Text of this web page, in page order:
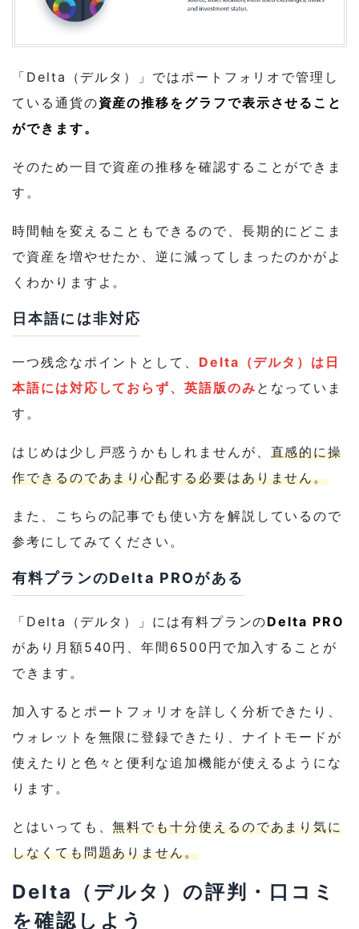
「Delta（デルタ）」ではポートフォリオで管理し
ている通貨の資産の推移をグラフで表示させること
ができます。
そのため一目で資産の推移を確認することができま
す。
時間軸を変えることもできるので、長期的にどこま
で資産を増やせたか、逆に減ってしまったのかがよ
くわかりますよ。
日本語には非対応
一つ残念なポイントとして、 Delta（デルタ）は日
本語には対応しておらず、英語版のみ となっていま
す。
はじめは少し戸惑うかもしれませんが、 直感的に操
作できるのであまり心配する必要はありません。
また、こちらの記事でも使い方を解説しているので
参考にしてみてください。
有料プランのDelta PROがある
「Delta（デルタ）」には有料プランのDelta PRO
があり月額540円、年間6500円で加入することが
できます。
加入するとポートフォリオを詳しく分析できたり、
ウォレットを無限に登録できたり、ナイトモードが
使えたりと色々と便利な追加機能が使えるようにな
ります。
とはいっても、無料でも十分使えるのであまり気に
しなくても問題ありません。
Delta（デルタ）の評判・口コミ
を確認しよう